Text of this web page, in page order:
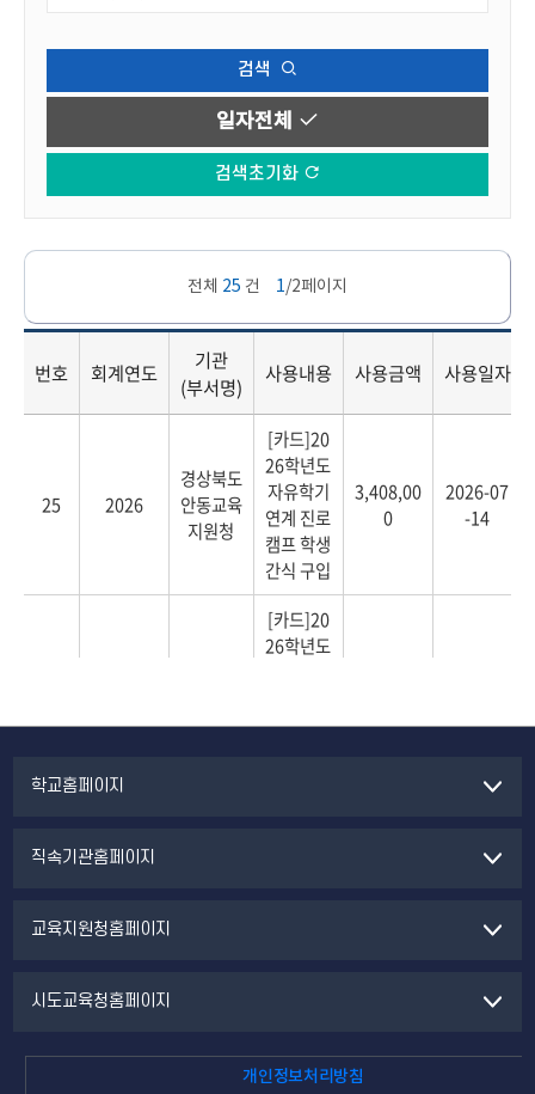
학교홈페이지
직속기관홈페이지
교육지원청홈페이지
시도교육청홈페이지
개인정보처리방침